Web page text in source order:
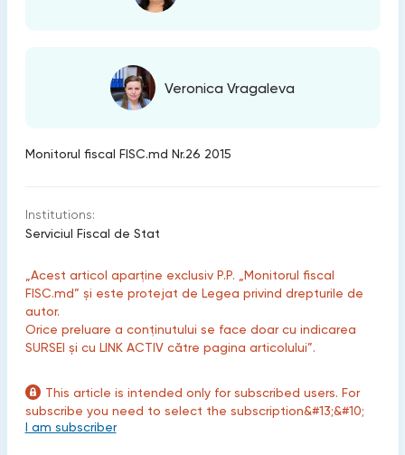
Veronica Vragaleva
Monitorul fiscal FISC.md Nr.26 2015
Institutions:
Serviciul Fiscal de Stat
„Acest articol aparține exclusiv P.P. „Monitorul fiscal
FISC.md” și este protejat de Legea privind drepturile de
autor.
Orice preluare a conținutului se face doar cu indicarea
SURSEI și cu LINK ACTIV către pagina articolului”.
This article is intended only for subscribed users. For
subscribe you need to select the subscription&#13;&#10;
I am subscriber